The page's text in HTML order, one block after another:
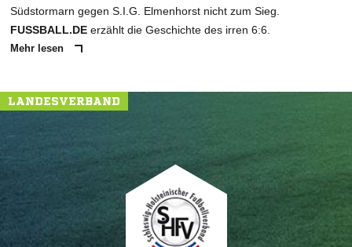
Südstormarn gegen S.I.G. Elmenhorst nicht zum Sieg.
FUSSBALL.DE erzählt die Geschichte des irren 6:6.
Mehr lesen
LANDESVERBAND